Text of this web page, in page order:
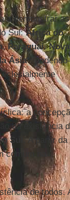
a demonstrar as
Sul:África do
,Paraguai,Nova
Ásia”, podendo-
a
da existência
oSul
. A partir da
na
de todos.